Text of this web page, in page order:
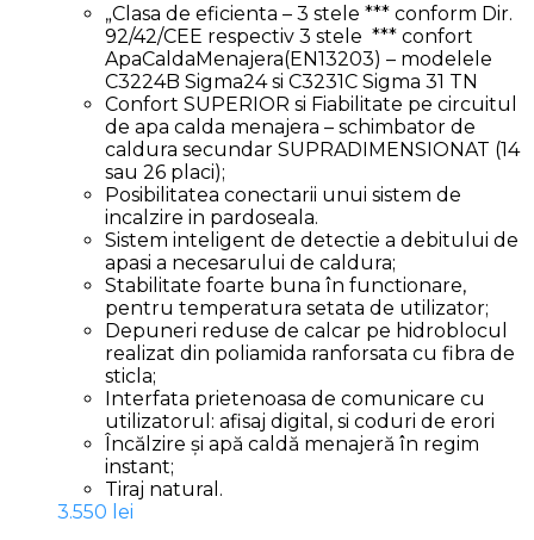
„Clasa de eficienta – 3 stele *** conform Dir.
92/42/CEE respectiv 3 stele *** confort
ApaCaldaMenajera(EN13203) – modelele
C3224B Sigma24 si C3231C Sigma 31 TN
Confort SUPERIOR si Fiabilitate pe circuitul
de apa calda menajera – schimbator de
caldura secundar SUPRADIMENSIONAT (14
sau 26 placi);
Posibilitatea conectarii unui sistem de
incalzire in pardoseala.
Sistem inteligent de detectie a debitului de
apasi a necesarului de caldura;
Stabilitate foarte buna în functionare,
pentru temperatura setata de utilizator;
Depuneri reduse de calcar pe hidroblocul
realizat din poliamida ranforsata cu fibra de
sticla;
Interfata prietenoasa de comunicare cu
utilizatorul: afisaj digital, si coduri de erori
Încălzire și apă caldă menajeră în regim
instant;
Tiraj natural.
3.550 lei